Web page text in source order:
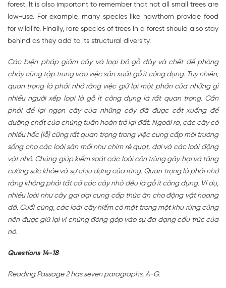
forest. It is also important to remember that not all small trees are
low-use. For example, many species like hawthorn provide food
for wildlife. Finally, rare species of trees in a forest should also stay
behind as they add to its structural diversity.
Các biện pháp giảm cây và loại bỏ gỗ dày và chết để phòng
cháy cũng tập trung vào việc sản xuất gỗ ít công dụng. Tuy nhiên,
quan trọng là phải nhớ rằng việc giữ lại một phần của những gì
nhiều người xếp loại là gỗ ít công dụng là rất quan trọng. Cần
phải để lại ngọn cây của những cây đã được cắt xuống để
dưỡng chất của chúng tuần hoàn trở lại đất. Ngoài ra, các cây có
nhiều hốc (lỗ) cũng rất quan trọng trong việc cung cấp môi trường
sống cho các loài săn mồi như chim rẻ quạt, dơi và các loài động
vật nhỏ. Chúng giúp kiểm soát các loài côn trùng gây hại và tăng
cường sức khỏe và sự chịu đựng của rừng. Quan trọng là phải nhớ
rằng không phải tất cả các cây nhỏ đều là gỗ ít công dụng. Ví dụ,
nhiều loài như cây gai dại cung cấp thức ăn cho động vật hoang
dã. Cuối cùng, các loài cây hiếm có mặt trong một khu rừng cũng
nên được giữ lại vì chúng đóng góp vào sự đa dạng cấu trúc của
nó.
Questions 14-18
Reading Passage 2 has seven paragraphs, A-G.